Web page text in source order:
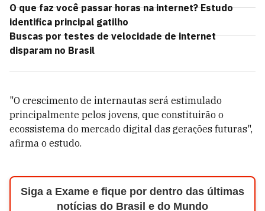
O que faz você passar horas na internet? Estudo
identifica principal gatilho
Buscas por testes de velocidade de internet
disparam no Brasil
"O crescimento de internautas será estimulado
principalmente pelos jovens, que constituirão o
ecossistema do mercado digital das gerações futuras",
afirma o estudo.
Siga a Exame e fique por dentro das últimas
notícias do Brasil e do Mundo